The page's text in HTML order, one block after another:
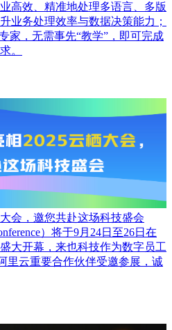
高效、精准地处理多语言、多版
业务处理效率与数据决策能力；
家，无需事先“教学”，即可完成
。
会，邀您共赴这场科技盛会
）将于9月24日至26日在
大开幕，来也科技作为数字员工
里云重要合作伙伴受邀参展，诚